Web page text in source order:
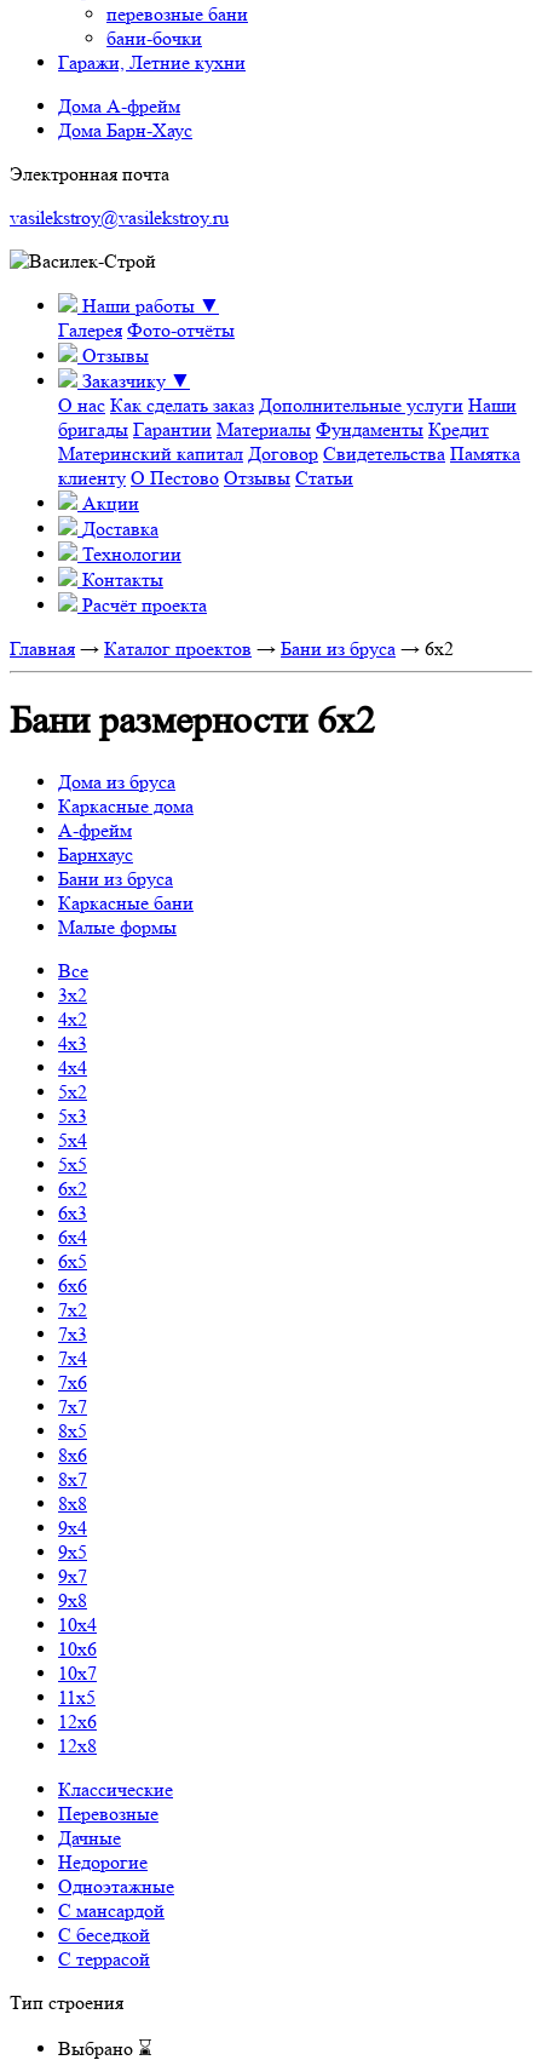
перевозные бани
бани-бочки
Гаражи, Летние кухни
Дома А-фрейм
Дома Барн-Хаус
Электронная почта
vasilekstroy@vasilekstroy.ru
Наши работы ▼
Галерея Фото-отчёты
Отзывы
Заказчику ▼
О нас Как сделать заказ Дополнительные услуги Наши
бригады Гарантии Материалы Фундаменты Кредит
Материнский капитал Договор Свидетельства Памятка
клиенту О Пестово Отзывы Статьи
Акции
Доставка
Технологии
Контакты
Расчёт проекта
Главная → Каталог проектов → Бани из бруса → 6x2
Бани размерности 6х2
Дома из бруса
Каркасные дома
А-фрейм
Барнхаус
Бани из бруса
Каркасные бани
Малые формы
Все
3x2
4x2
4x3
4x4
5x2
5x3
5x4
5x5
6x2
6x3
6x4
6x5
6x6
7x2
7x3
7x4
7x6
7x7
8x5
8x6
8x7
8x8
9x4
9x5
9x7
9x8
10x4
10x6
10x7
11x5
12x6
12x8
Классические
Перевозные
Дачные
Недорогие
Одноэтажные
С мансардой
С беседкой
С террасой
Тип строения
Выбрано ⌛